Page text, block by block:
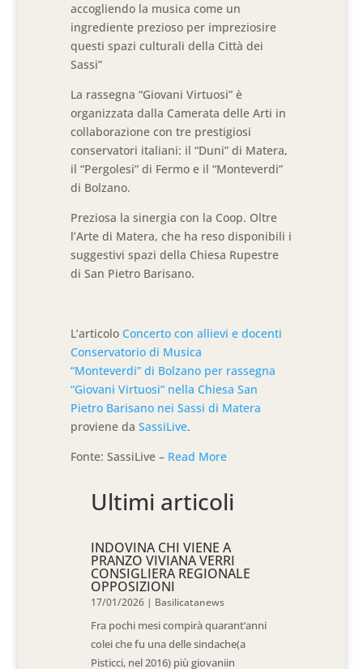
accogliendo la musica come un
ingrediente prezioso per impreziosire
questi spazi culturali della Città dei
Sassi”
La rassegna “Giovani Virtuosi” è
organizzata dalla Camerata delle Arti in
collaborazione con tre prestigiosi
conservatori italiani: il “Duni” di Matera,
il “Pergolesi” di Fermo e il “Monteverdi”
di Bolzano.
Preziosa la sinergia con la Coop. Oltre
l’Arte di Matera, che ha reso disponibili i
suggestivi spazi della Chiesa Rupestre
di San Pietro Barisano.
L’articoloConcerto con allievi e docenti
Conservatorio di Musica
“Monteverdi” di Bolzano per rassegna
“Giovani Virtuosi” nella Chiesa San
Pietro Barisano nei Sassi di Matera
proviene daSassiLive.
Fonte: SassiLive – Read More
Ultimi articoli
INDOVINA CHI VIENE A
PRANZO VIVIANA VERRI
CONSIGLIERA REGIONALE
OPPOSIZIONI
17/01/2026 | Basilicatanews
Fra pochi mesi compirà quarant’anni
colei che fu una delle sindache(a
Pisticci, nel 2016) più giovaniin